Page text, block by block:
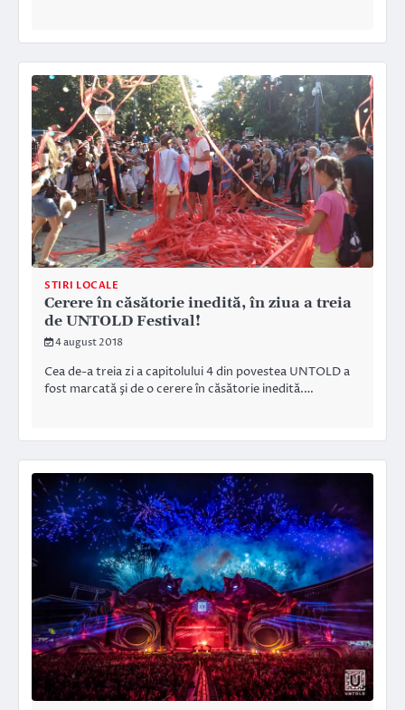
STIRI LOCALE
Cerere în căsătorie inedită, în ziua a treia
de UNTOLD Festival!
4 august 2018
Cea de-a treia zi a capitolului 4 din povestea UNTOLD a
fost marcată şi de o cerere în căsătorie inedită.…